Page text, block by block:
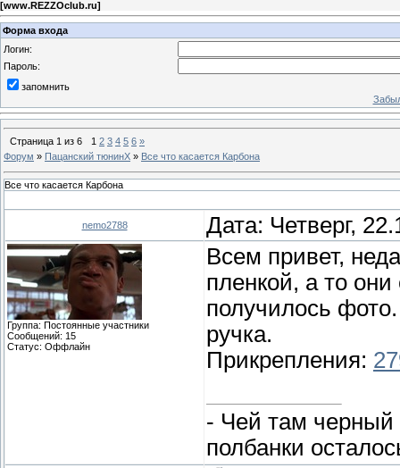
[www.REZZOclub.ru]
Форма входа
Логин:
Пароль:
запомнить
Страница 1 из 6 1 2 3 4 5 6 »
Форум » Пацанский тюнинХ » Все что касается Карбона
Все что касается Карбона
nemo2788 Дата: Четверг,
Группа: Постоянные участники
Сообщений: 15
Статус: Оффлайн
Всем привет,
пленкой, а то
получилось
ручка.
Прикрепления:
- Чей там черный
полбанки